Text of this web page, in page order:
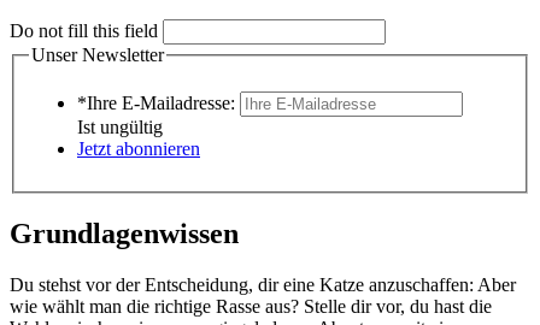
Do not fill this field
Unser Newsletter
*Ihre E-Mailadresse:
Ist ungültig
Jetzt abonnieren
Grundlagenwissen
Du stehst vor der Entscheidung, dir eine Katze anzuschaffen: Aber
wie wählt man die richtige Rasse aus? Stelle dir vor, du hast die